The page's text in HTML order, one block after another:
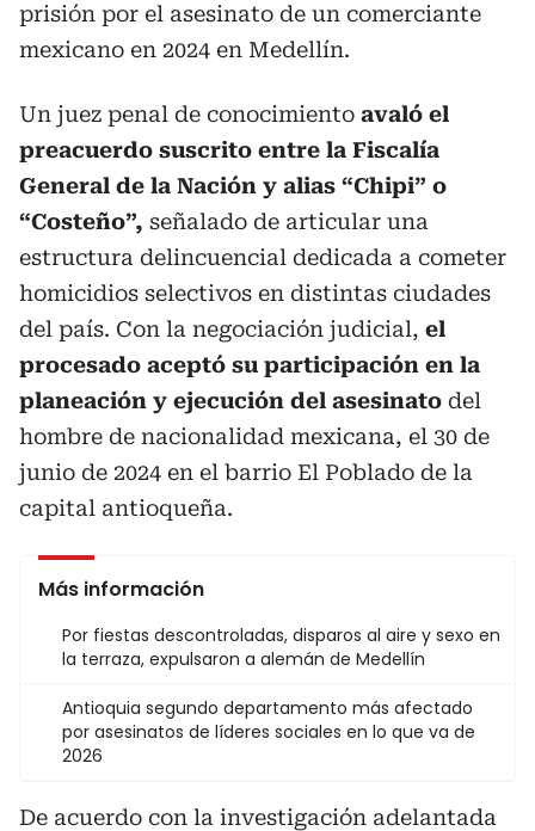
prisión por el asesinato de un comerciante
mexicano en 2024 en Medellín.
Un juez penal de conocimiento avaló el
preacuerdo suscrito entre la Fiscalía
General de la Nación y alias “Chipi” o
“Costeño”, señalado de articular una
estructura delincuencial dedicada a cometer
homicidios selectivos en distintas ciudades
del país. Con la negociación judicial, el
procesado aceptó su participación en la
planeación y ejecución del asesinato del
hombre de nacionalidad mexicana, el 30 de
junio de 2024 en el barrio El Poblado de la
capital antioqueña.
Más información
Por fiestas descontroladas, disparos al aire y sexo en
la terraza, expulsaron a alemán de Medellín
Antioquia segundo departamento más afectado
por asesinatos de líderes sociales en lo que va de
2026
De acuerdo con la investigación adelantada